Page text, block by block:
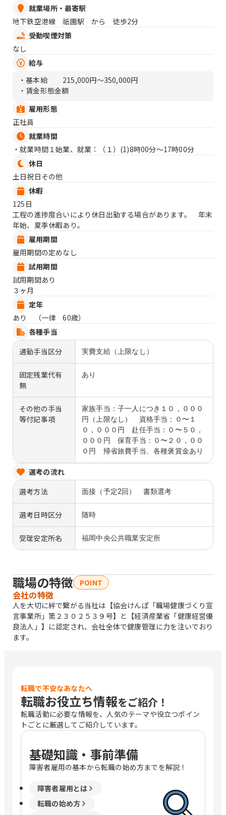
就業場所・最寄駅
地下鉄空港線 祇園駅 から 徒歩2分
受動喫煙対策
なし
給与
・基本給
215,000円〜350,000円
・賃金形態金額
雇用形態
正社員
就業時間
・就業時間１始業、就業：（１） (1)8時00分〜17時00分
休日
土日祝日その他
休暇
125日
工程の進捗度合いにより休日出勤する場合があります。 年末
年始、夏季休暇あり。
雇用期間
雇用期間の定めなし
試用期間
試用期間あり
３ヶ月
定年
あり （一律 60歳）
各種手当
通勤手当区分
実費支給（上限なし）
固定残業代有
無
あり
その他の手当
等付記事項
家族手当：子一人につき１０，０００
円（上限なし） 資格手当：０〜１
０，０００円 赴任手当：０〜５０，
０００円 保育手当：０〜２０，００
０円 帰省旅費手当、各種褒賞金あり
選考の流れ
選考方法
面接（予定2回） 書類選考
選考日時区分 随時
受理安定所名 福岡中央公共職業安定所
職場の特徴 POINT
会社の特徴
人を大切に絆で繋がる当社は【協会けんぽ「職場健康づくり宣
言事業所」第２３０２５３９号】と【経済産業省「健康経営優
良法人」】に認定され、会社全体で健康管理に力を注いでおり
ます。
転職で不安なあなたへ
転職お役立ち情報をご紹介！
転職活動に必要な情報を、人気のテーマや役立つポイン
トごとに厳選してご紹介しています。
基礎知識・事前準備
障害者雇用の基本から転職の始め方までを解説！
障害者雇用とは
転職の始め方